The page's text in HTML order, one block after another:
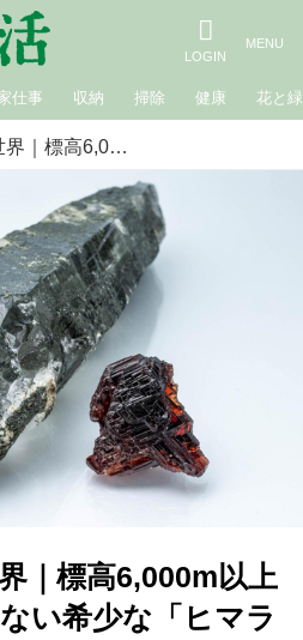
仕事 収納 掃除 健康 花と緑
美しき鉱物の世界｜標高6,000m以上でしか採取できない希少な「ヒマラヤ水晶」と、幾何学的形状が不思議な「ガーネット」
｜標高6,000m以上
い希少な「ヒマラ